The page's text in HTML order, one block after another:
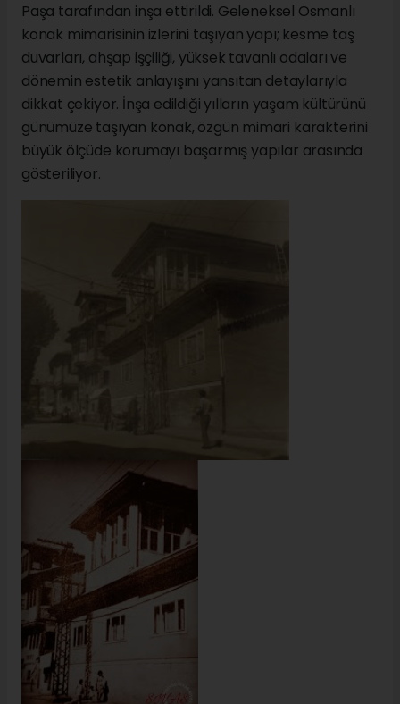
Paşa tarafından inşa ettirildi. Geleneksel Osmanlı
konak mimarisinin izlerini taşıyan yapı; kesme taş
duvarları, ahşap işçiliği, yüksek tavanlı odaları ve
dönemin estetik anlayışını yansıtan detaylarıyla
dikkat çekiyor. İnşa edildiği yılların yaşam kültürünü
günümüze taşıyan konak, özgün mimari karakterini
büyük ölçüde korumayı başarmış yapılar arasında
gösteriliyor.